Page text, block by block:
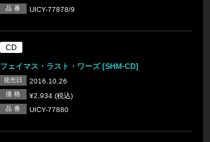
品 番 UICY-77878/9
CD
フェイマス・ラスト・ワーズ [SHM-CD]
発売日 2016.10.26
価 格 ¥2,934 (税込)
品 番 UICY-77880